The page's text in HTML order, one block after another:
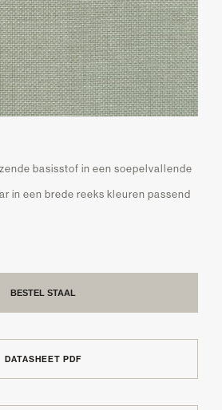
basisstof in een soepelvallende
in een brede reeks kleuren passend
BESTEL STAAL
DATASHEET PDF